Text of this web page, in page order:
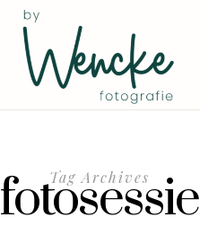
Tag Archives
fotosessie